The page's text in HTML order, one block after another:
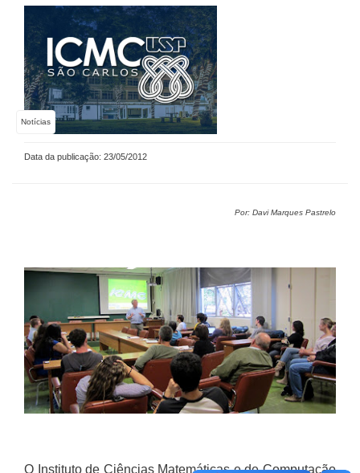
Notícias
Data da publicação: 23/05/2012
Por: Davi Marques Pastrelo
O Instituto de Ciências Matemáticas e de Computação